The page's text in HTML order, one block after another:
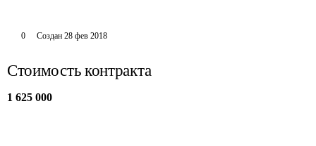
0 Создан 28 фев 2018
Стоимость контракта
1 625 000